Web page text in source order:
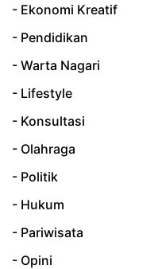
- Ekonomi Kreatif
- Pendidikan
- Warta Nagari
- Lifestyle
- Konsultasi
- Olahraga
- Politik
- Hukum
- Pariwisata
- Opini